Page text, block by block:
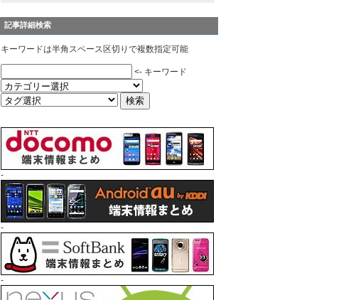
記事詳細検索
キーワードは半角スペース区切りで複数指定可能
<- キーワード
-
-
-